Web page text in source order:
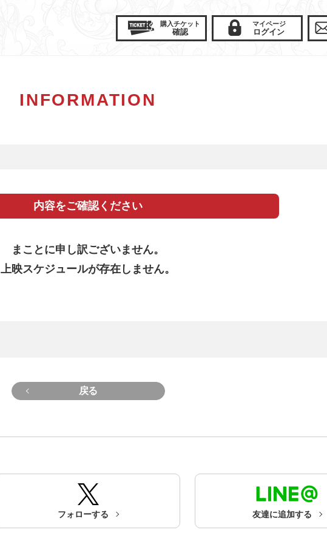
購入チケット
確認
マイページ
ログイン
INFORMATION
内容をご確認ください
まことに申し訳ございません。
上映スケジュールが存在しません。
戻る
フォローする 友達に追加する